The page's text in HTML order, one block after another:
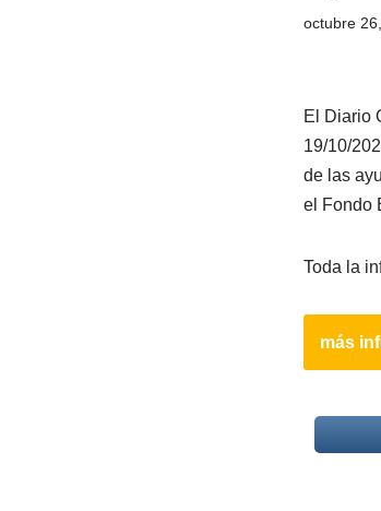
octubre
El Diario
19/10/
de las
el Fondo
Toda la
más